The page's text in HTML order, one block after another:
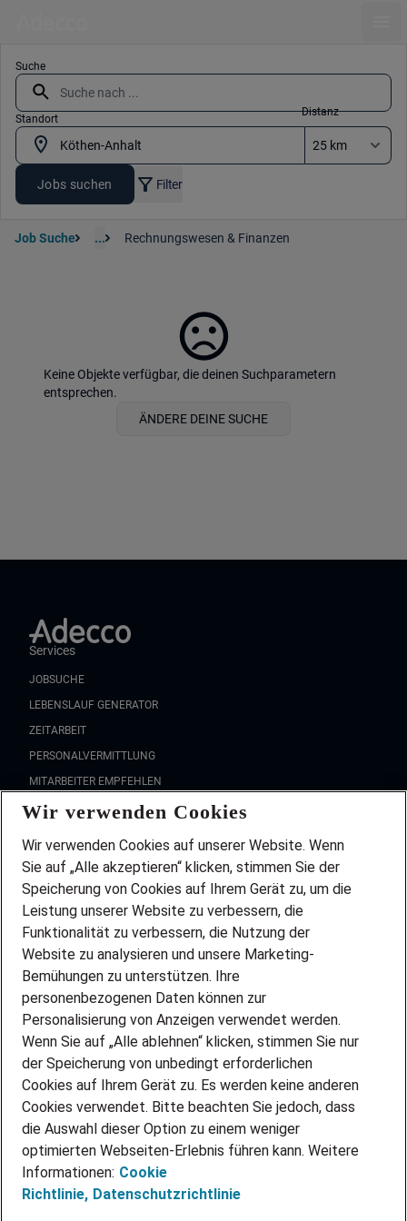
Suche
Standort
Distanz
Jobs suchen Filter
Job Suche ... Rechnungswesen & Finanzen
Keine Objekte verfügbar, die deinen Suchparametern
entsprechen.
ÄNDERE DEINE SUCHE
Services
JOBSUCHE
LEBENSLAUF GENERATOR
ZEITARBEIT
PERSONALVERMITTLUNG
MITARBEITER EMPFEHLEN
FAQ
Wir stellen ein!
DEINE BERUFSGRUPPE
DEINE LEBENSSITUATION
PARTNERSHIP WITH AIRBUS
INITIATIV BEWERBEN
ÜBER UNS
STANDORTE
BLOG
PRESSE
KONTAKT
@Adecco 2026
IMPRESSUM
DATENSCHUTZ
Wir verwenden Cookies
Wir verwenden Cookies auf unserer Website. Wenn
Sie auf „Alle akzeptieren“ klicken, stimmen Sie der
Speicherung von Cookies auf Ihrem Gerät zu, um die
Leistung unserer Website zu verbessern, die
Funktionalität zu verbessern, die Nutzung der
Website zu analysieren und unsere Marketing-
Bemühungen zu unterstützen. Ihre
personenbezogenen Daten können zur
Personalisierung von Anzeigen verwendet werden.
Wenn Sie auf „Alle ablehnen“ klicken, stimmen Sie nur
der Speicherung von unbedingt erforderlichen
Cookies auf Ihrem Gerät zu. Es werden keine anderen
Cookies verwendet. Bitte beachten Sie jedoch, dass
die Auswahl dieser Option zu einem weniger
optimierten Webseiten-Erlebnis führen kann. Weitere
Informationen: Cookie
Richtlinie, Datenschutzrichtlinie